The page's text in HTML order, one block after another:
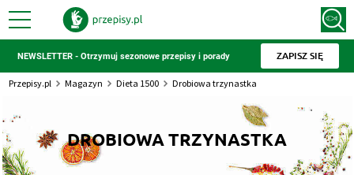
NEWSLETTER - Otrzymuj sezonowe przepisy i porady ZAPISZ SIĘ
Przepisy.pl Magazyn Dieta 1500 Drobiowa trzynastka
DROBIOWA TRZYNASTKA